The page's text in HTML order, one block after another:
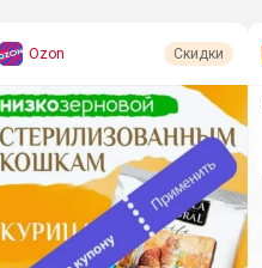
Ozon Скидки